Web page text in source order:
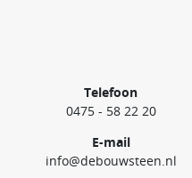
Telefoon
0475 - 58 22 20
E-mail
info@debouwsteen.nl